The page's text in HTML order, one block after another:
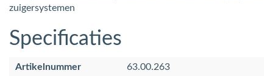
zuigersystemen
Specificaties
Artikelnummer
63.00.263